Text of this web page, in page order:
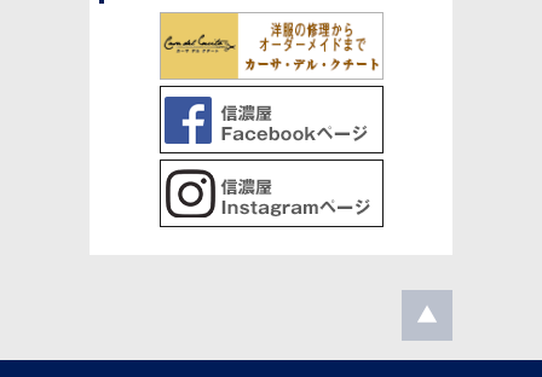
質の良い品をかしこく手に入れる情
報をお届け
ーTHE HINTS Summer.2026－
2026年6月26日
6月27日(土)は台風の為、休業を致し